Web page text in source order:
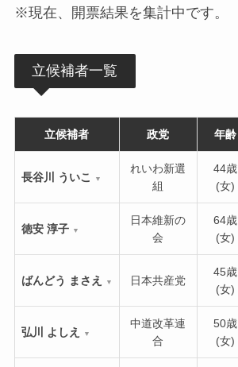
※現在、開票結果を集計中です。
立候補者一覧
立候補者 政党 年齢
長谷川 ういこ ▼
れいわ新選
組
44歳
(女)
徳安 淳子 ▼
日本維新の
会
64歳
(女)
ばんどう まさえ ▼ 日本共産党
45歳
(女)
弘川 よしえ ▼
中道改革連
合
50歳
(女)